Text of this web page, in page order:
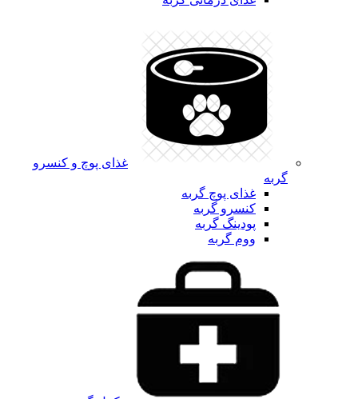
غذای پوچ و کنسرو
گربه
غذای پوچ گربه
کنسرو گربه
پودینگ گربه
ووم گربه